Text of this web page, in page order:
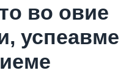
во овие
успеавме